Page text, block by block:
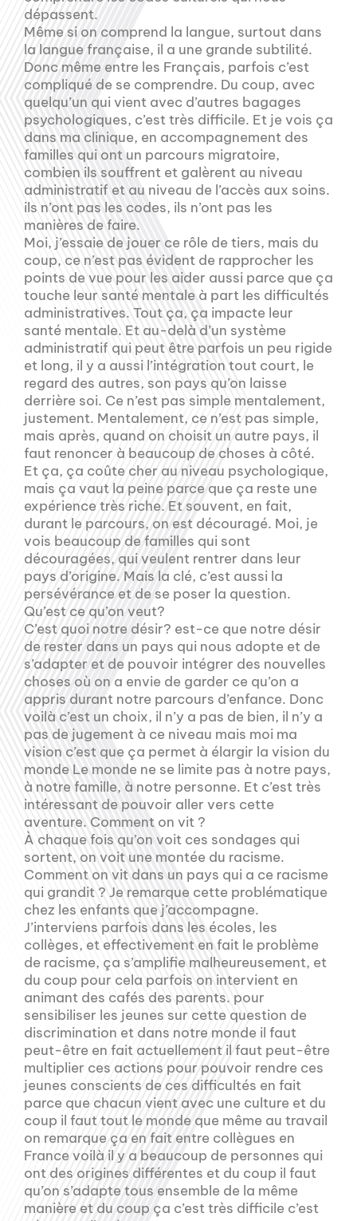
dépassent.
Même si on comprend la langue, surtout dans
la langue française, il a une grande subtilité.
Donc même entre les Français, parfois c’est
compliqué de se comprendre. Du coup, avec
quelqu’un qui vient avec d’autres bagages
psychologiques, c’est très difficile. Et je vois ça
dans ma clinique, en accompagnement des
familles qui ont un parcours migratoire,
combien ils souffrent et galèrent au niveau
administratif et au niveau de l’accès aux soins.
ils n’ont pas les codes, ils n’ont pas les
manières de faire.
Moi, j’essaie de jouer ce rôle de tiers, mais du
coup, ce n’est pas évident de rapprocher les
points de vue pour les aider aussi parce que ça
touche leur santé mentale à part les difficultés
administratives. Tout ça, ça impacte leur
santé mentale. Et au-delà d’un système
administratif qui peut être parfois un peu rigide
et long, il y a aussi l’intégration tout court, le
regard des autres, son pays qu’on laisse
derrière soi. Ce n’est pas simple mentalement,
justement. Mentalement, ce n’est pas simple,
mais après, quand on choisit un autre pays, il
faut renoncer à beaucoup de choses à côté.
Et ça, ça coûte cher au niveau psychologique,
mais ça vaut la peine parce que ça reste une
expérience très riche. Et souvent, en fait,
durant le parcours, on est découragé. Moi, je
vois beaucoup de familles qui sont
découragées, qui veulent rentrer dans leur
pays d’origine. Mais la clé, c’est aussi la
persévérance et de se poser la question.
Qu’est ce qu’on veut?
C’est quoi notre désir? est-ce que notre désir
de rester dans un pays qui nous adopte et de
s’adapter et de pouvoir intégrer des nouvelles
choses où on a envie de garder ce qu’on a
appris durant notre parcours d’enfance. Donc
voilà c’est un choix, il n’y a pas de bien, il n’y a
pas de jugement à ce niveau mais moi ma
vision c’est que ça permet à élargir la vision du
monde Le monde ne se limite pas à notre pays,
à notre famille, à notre personne. Et c’est très
intéressant de pouvoir aller vers cette
aventure. Comment on vit ?
À chaque fois qu’on voit ces sondages qui
sortent, on voit une montée du racisme.
Comment on vit dans un pays qui a ce racisme
qui grandit ? Je remarque cette problématique
chez les enfants que j’accompagne.
J’interviens parfois dans les écoles, les
collèges, et effectivement en fait le problème
de racisme, ça s’amplifie malheureusement, et
du coup pour cela parfois on intervient en
animant des cafés des parents. pour
sensibiliser les jeunes sur cette question de
discrimination et dans notre monde il faut
peut-être en fait actuellement il faut peut-être
multiplier ces actions pour pouvoir rendre ces
jeunes conscients de ces difficultés en fait
parce que chacun vient avec une culture et du
coup il faut tout le monde que même au travail
on remarque ça en fait entre collègues en
France voilà il y a beaucoup de personnes qui
ont des origines différentes et du coup il faut
qu’on s’adapte tous ensemble de la même
manière et du coup ça c’est très difficile c’est